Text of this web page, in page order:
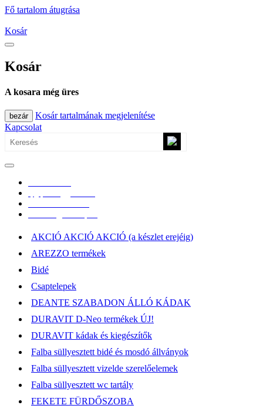
Fő tartalom átugrása
Kosár
Kosár
A kosara még üres
bezár
Kosár tartalmának megjelenítése
Kapcsolat
AKCIÓ AKCIÓ AKCIÓ (a készlet erejéig)
AREZZO termékek
Bidé
Csaptelepek
DEANTE SZABADON ÁLLÓ KÁDAK
DURAVIT D-Neo termékek ÚJ!
DURAVIT kádak és kiegészítők
Falba süllyesztett bidé és mosdó állványok
Falba süllyesztett vizelde szerelőelemek
Falba süllyesztett wc tartály
FEKETE FÜRDŐSZOBA